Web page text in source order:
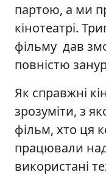
партою, а ми
кінотеатрі.
фільму дав
повністю
Як справжні
зрозуміти, з
фільм, хто ця
працювали
використані